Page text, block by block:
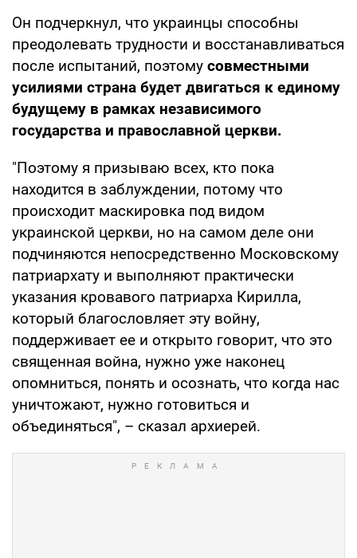
Он подчеркнул, что украинцы способны
преодолевать трудности и восстанавливаться
после испытаний, поэтому совместными
усилиями страна будет двигаться к единому
будущему в рамках независимого
государства и православной церкви.
"Поэтому я призываю всех, кто пока
находится в заблуждении, потому что
происходит маскировка под видом
украинской церкви, но на самом деле они
подчиняются непосредственно Московскому
патриархату и выполняют практически
указания кровавого патриарха Кирилла,
который благословляет эту войну,
поддерживает ее и открыто говорит, что это
священная война, нужно уже наконец
опомниться, понять и осознать, что когда нас
уничтожают, нужно готовиться и
объединяться", – сказал архиерей.